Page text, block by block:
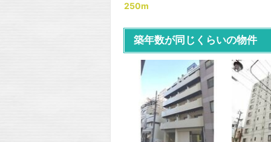
250m
築年数が同じくらいの物件